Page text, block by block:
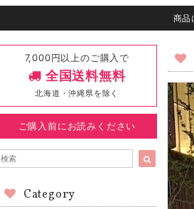
商品
7,000円以上のご購入で
全国送料無料
北海道・沖縄県を除く
ご購入前にお読みください
Category